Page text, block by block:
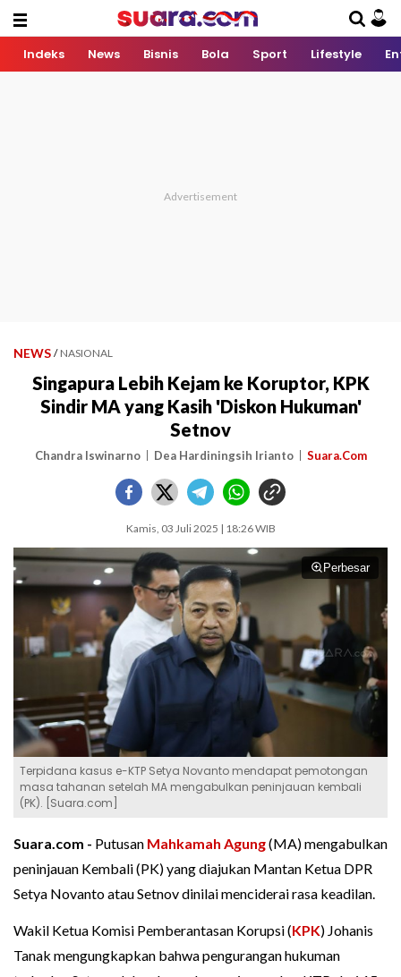
Indeks News Bisnis Bola Sport Lifestyle
NEWS / NASIONAL
Singapura Lebih Kejam ke Koruptor, KPK
Sindir MA yang Kasih 'Diskon Hukuman'
Setnov
Chandra Iswinarno Dea Hardiningsih Irianto Suara.Com
Kamis, 03 Juli 2025 | 18:26 WIB
Perbesar
Terpidana kasus e-KTP Setya Novanto mendapat pemotongan
masa tahanan setelah MA mengabulkan peninjauan kembali
(PK). [Suara.com]
Suara.com - Putusan Mahkamah Agung(MA) mengabulkan
peninjauan Kembali (PK) yang diajukan Mantan Ketua DPR
Setya Novanto atau Setnov dinilai menciderai rasa keadilan.
Wakil Ketua Komisi Pemberantasan Korupsi (KPK) Johanis
Tanak mengungkapkan bahwa pengurangan hukuman